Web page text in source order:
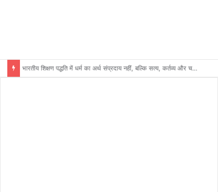
भारतीय शिक्षण पद्धति में धर्म का अर्थ संप्रदाय नहीं, बल्कि सत्य, कर्तव्य और चरित्र निर्माण है: विजय प्रकाश